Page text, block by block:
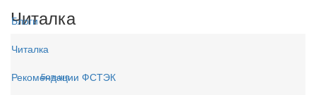
Блоги
Читалка
Рекомендации ФСТЭК
Читалка
Больше...